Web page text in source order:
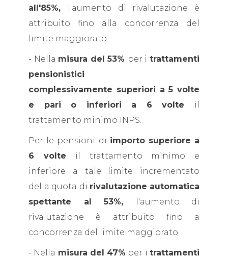
all'85%,
l'aumento di rivalutazione è
attribuito fino alla concorrenza del
limite maggiorato.
- Nella misura del 53% per itrattamenti
pensionistici
complessivamente superiori a 5 volte
e pari o inferiori a 6 volte il
trattamento minimo INPS.
Per le pensioni di importo superiore a
6 volte il trattamento minimo e
inferiore a tale limite incrementato
della quota di rivalutazione automatica
spettante al 53%,
l'aumento di
rivalutazione è attribuito fino a
concorrenza del limite maggiorato.
- Nella misura del 47% per itrattamenti